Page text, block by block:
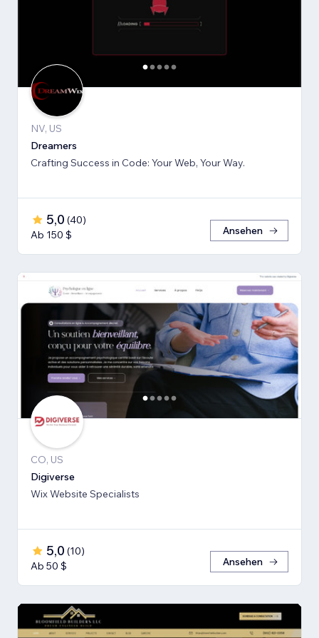
NV, US
Dreamers
Crafting Success in Code: Your Web, Your Way.
5,0 (40)
Ab 150 $
Ansehen
CO, US
Digiverse
Wix Website Specialists
5,0 (10)
Ab 50 $
Ansehen